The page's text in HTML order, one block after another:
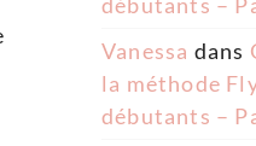
Vanessa dans
la méthode
débutants –